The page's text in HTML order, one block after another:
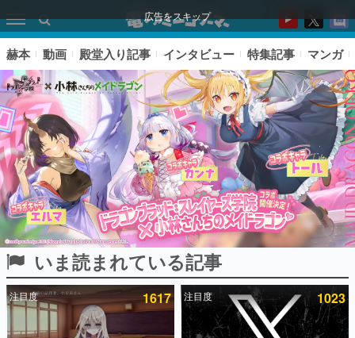
広告をスキップ
ピックアップ
電ファミのいま読まれている記事ランキング
赫本 動画 殿堂入り記事 インタビュー 特集記事 マンガ
いま読まれている記事
注目度 1617 注目度 1023